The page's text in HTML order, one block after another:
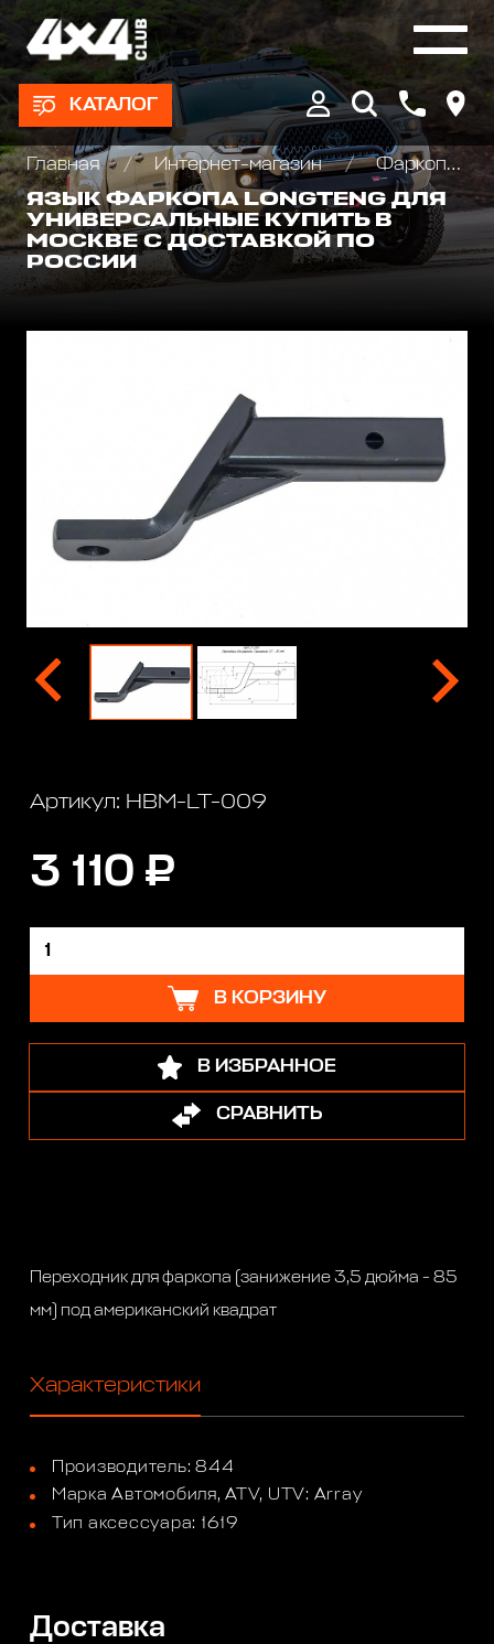
КАТАЛОГ
Главная Интернет-магазин
Фаркопы, Языки, Шары
ЯЗЫК ФАРКОПА LONGTENG ДЛЯ
УНИВЕРСАЛЬНЫЕ КУПИТЬ В
МОСКВЕ С ДОСТАВКОЙ ПО
РОССИИ
Артикул: HBM-LT-009
3 110 ₽
В КОРЗИНУ
В ИЗБРАННОЕ
СРАВНИТЬ
Переходник для фаркопа (занижение 3,5 дюйма - 85
мм) под американский квадрат
Характеристики
Производитель: 844
Марка Автомобиля, ATV, UTV: Array
Тип аксессуара: 1619
Доставка